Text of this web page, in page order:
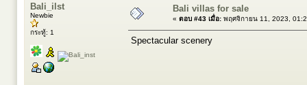
Bali_ilst
Newbie
กระทู้: 1
Bali villas for sale
« ตอบ #43 เมื่อ: พฤศจิกายน 11, 2023,
Spectacular scenery